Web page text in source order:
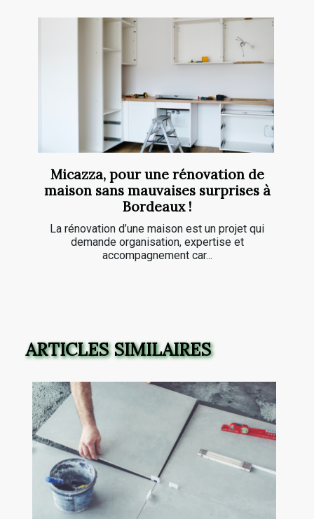
Micazza, pour une rénovation de
maison sans mauvaises surprises à
Bordeaux !
La rénovation d’une maison est un projet qui
demande organisation, expertise et
accompagnement car...
ARTICLES SIMILAIRES